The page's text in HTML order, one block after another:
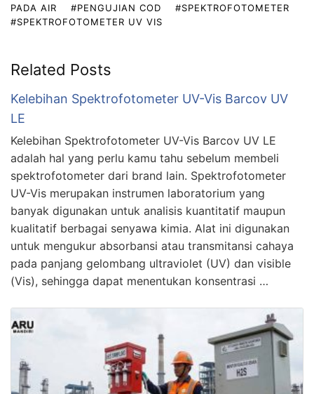
PADA AIR
#PENGUJIAN COD
#SPEKTROFOTOMETER
#SPEKTROFOTOMETER UV VIS
Related Posts
Kelebihan Spektrofotometer UV-Vis Barcov UV
LE
Kelebihan Spektrofotometer UV-Vis Barcov UV LE
adalah hal yang perlu kamu tahu sebelum membeli
spektrofotometer dari brand lain. Spektrofotometer
UV-Vis merupakan instrumen laboratorium yang
banyak digunakan untuk analisis kuantitatif maupun
kualitatif berbagai senyawa kimia. Alat ini digunakan
untuk mengukur absorbansi atau transmitansi cahaya
pada panjang gelombang ultraviolet (UV) dan visible
(Vis), sehingga dapat menentukan konsentrasi …